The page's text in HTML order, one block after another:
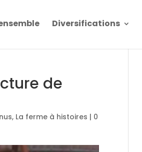
Diversifications
de
, La ferme à histoires | 0